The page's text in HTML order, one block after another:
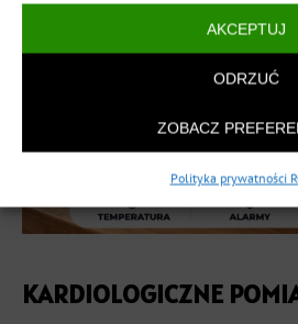
AKCEPTUJ
ODRZUĆ
ZOBACZ
Polityka prywatności
KARDIOLOGICZNE